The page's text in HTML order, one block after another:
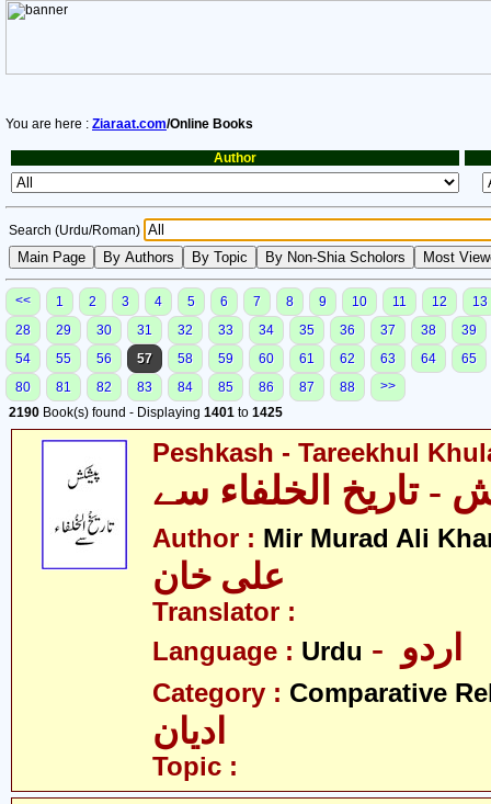
You are here : Ziaraat.com/Online Books
Author
Search (Urdu/Roman)
<< 1 2 3 4 5 6 7 8 9 10 11 12
13
28
29 30 31 32 33 34 35 36 37 38
39
54
55 56 57 58 59 60 61 62 63 64
65
80
81 82 83 84 85 86 87 88
>>
2190 Book(s) found - Displaying 1401 to 1425
Peshkash - Tareekhul
- تاریخ الخلفاء سے
Author : Mir Murad Ali
علی خان
Translator :
Language : Urdu
Category : Comparative
ادیان
Topic :